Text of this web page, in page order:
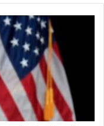
الاقتصاد